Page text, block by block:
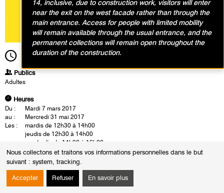
Nous collectons et traitons vos informations personnelles dans le but
suivant : system, tracking.
Accepter Refuser En savoir plus
14h30 Durée1h30
Publics
Adultes
Heures
Du :
Mardi 7 mars 2017
au :
Mercredi 31 mai 2017
Les :
mardis de 12h30 à 14h00
jeudis de 12h30 à 14h00
vendredis de 14h30 à 16h00
samedis de 14h30 à 16h00
dimanches de 14h30 à 16h00
14, inclusive, due to construction work, visitors will enter
near the exit on the west facade rather than through the
main entrance. Access for people with limited mobility
will remain available through the usual entrance, and the
permanent collections will remain open throughout the
duration of the construction.